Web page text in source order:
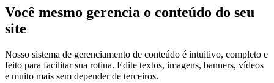
Você mesmo gerencia o conteúdo do seu
site
Nosso sistema de gerenciamento de conteúdo é intuitivo, completo e
feito para facilitar sua rotina. Edite textos, imagens, banners, vídeos
e muito mais sem depender de terceiros.